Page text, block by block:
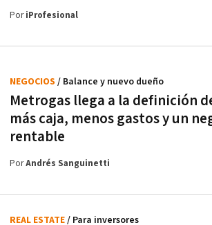
PoriProfesional
Metrogas llega a la definición
más caja, menos gastos y un
rentable
NEGOCIOS / Balance y nuevo dueño
PorAndrés Sanguinetti
REAL ESTATE/ Para inversores